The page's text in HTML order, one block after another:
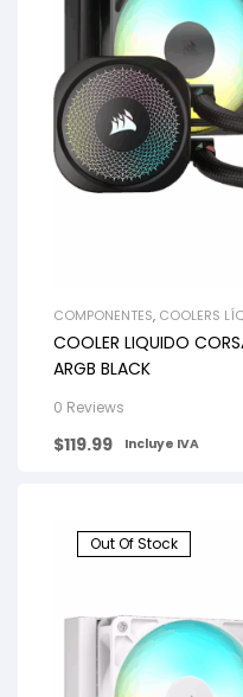
COMPONENTES, COOLERS
COOLER LIQUIDO
ARGB BLACK
0 Reviews
$119.99 Incluye IVA
Out Of Stock